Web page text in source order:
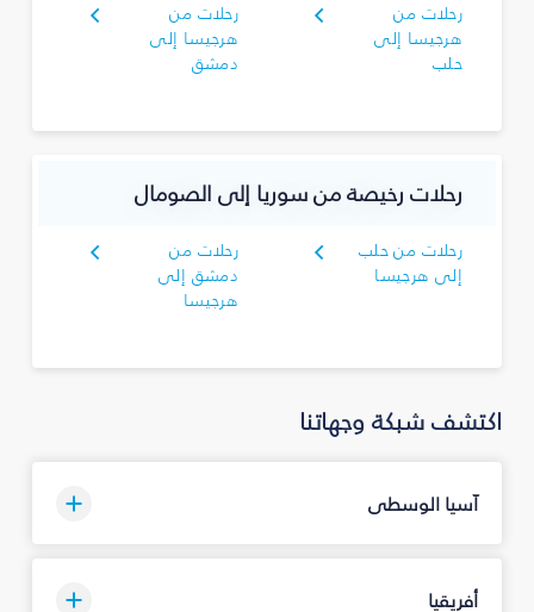
رحلات من
هرجيسا إلى
حلب
رحلات من
هرجيسا إلى
دمشق
رحلات رخيصة من سوريا إلى الصومال
رحلات من حلب
إلى هرجيسا
رحلات من
دمشق إلى
هرجيسا
اكتشف شبكة وجهاتنا
آسيا الوسطى
أفريقيا